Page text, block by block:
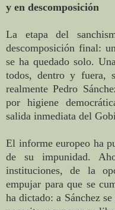
y en descomposición
La etapa del
descomposición final:
se ha quedado solo.
todos, dentro y fuera,
realmente Pedro
por higiene
salida inmediata del
El informe europeo ha
de su impunidad.
instituciones, de la
empujar para que se
ha dictado: a Sánchez